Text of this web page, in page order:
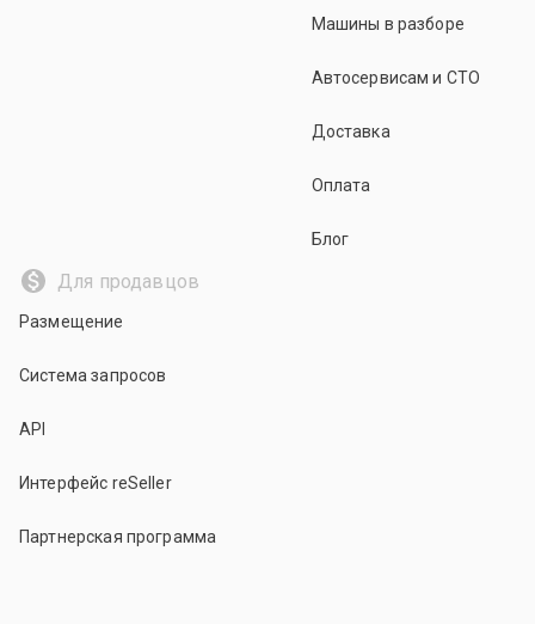
Машины в разборе
Автосервисам и СТО
Доставка
Оплата
Блог
Для продавцов
Размещение
Система запросов
API
Интерфейс reSeller
Партнерская программа